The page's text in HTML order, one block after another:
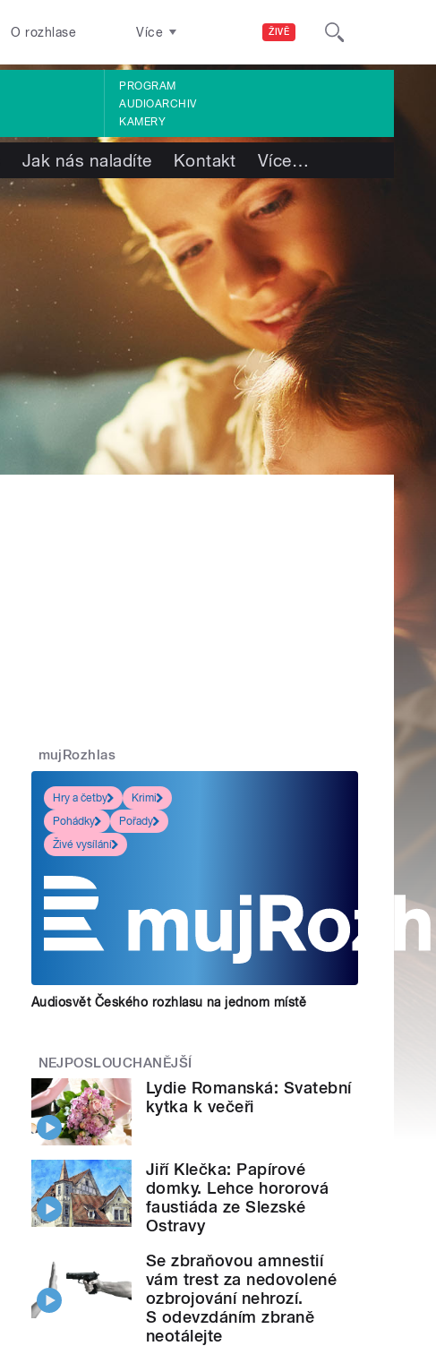
ŽIVĚ
O rozhlase Více
PROGRAM
AUDIOARCHIV
KAMERY
Jak nás naladíte Kontakt Více…
mujRozhlas
Hry a četby
Krimi
Pohádky
Pořady
Živé vysílání
Audiosvět Českého rozhlasu na jednom místě
NEJPOSLOUCHANĚJŠÍ
Lydie Romanská: Svatební
kytka k večeři
Jiří Klečka: Papírové
domky. Lehce hororová
faustiáda ze Slezské
Ostravy
Se zbraňovou amnestií
vám trest za nedovolené
ozbrojování nehrozí.
S odevzdáním zbraně
neotálejte